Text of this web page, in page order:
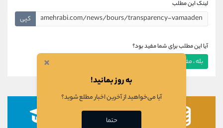
لینک این مطلب
کپی
آیا این مطلب برای شما مفید بود؟
بله ، مفید بود ×
به روز بمانید!
آیا می‌خواهید از آخرین اخبار مطلع شوید؟
حتما